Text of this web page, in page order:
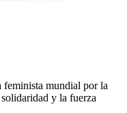
feminista mundial por la
y la fuerza